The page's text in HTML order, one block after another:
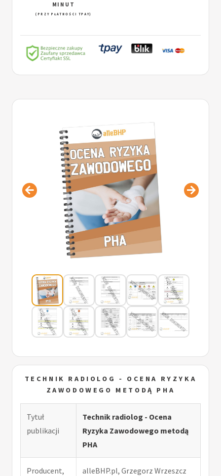
TECHNIK RADIOLOG - OCENA RYZYKA
ZAWODOWEGO METODĄ PHA
Tytuł
publikacji
Technik radiolog - Ocena
Ryzyka Zawodowego metodą
PHA
Producent,
alleBHP.pl, Grzegorz Wrzeszcz
MINUT
(PRZY PŁATNOŚCI TPAY)